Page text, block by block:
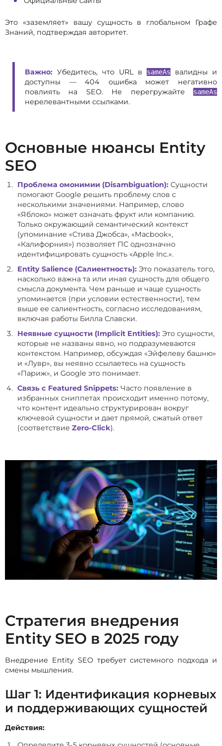
Это «заземляет» вашу сущность в глобальном Графе
Знаний, подтверждая авторитет.
Важно: Убедитесь, что URL в sameAs
валидны и
доступны — 404 ошибка может негативно
повлиять на SEO. Не перегружайте
sameAs
нерелевантными ссылками.
Основные нюансы Entity
SEO
Проблема омонимии (Disambiguation): Сущности
помогают Google решить проблему слов с
несколькими значениями. Например, слово
«Яблоко» может означать фрукт или компанию.
Только окружающий семантический контекст
(упоминание «Стива Джобса», «Macbook»,
«Калифорния») позволяет ПС однозначно
идентифицировать сущность «Apple Inc.».
Entity Salience (Салиентность): Это показатель того,
насколько важна та или иная сущность для общего
смысла документа. Чем раньше и чаще сущность
упоминается (при условии естественности), тем
выше ее салиентность, согласно исследованиям,
включая работы Билла Славски.
Неявные сущности (Implicit Entities): Это сущности,
которые не названы явно, но подразумеваются
контекстом. Например, обсуждая «Эйфелеву башню»
и «Лувр», вы неявно ссылаетесь на сущность
«Париж», и Google это понимает.
Связь с Featured Snippets: Часто появление в
избранных сниппетах происходит именно потому,
что контент идеально структурирован вокруг
ключевой сущности и дает прямой, сжатый ответ
(соответствие Zero-Click).
Стратегия внедрения
Entity SEO в 2025 году
Внедрение Entity SEO требует системного подхода и
смены мышления.
Шаг 1: Идентификация корневых
и поддерживающих сущностей
Действия: